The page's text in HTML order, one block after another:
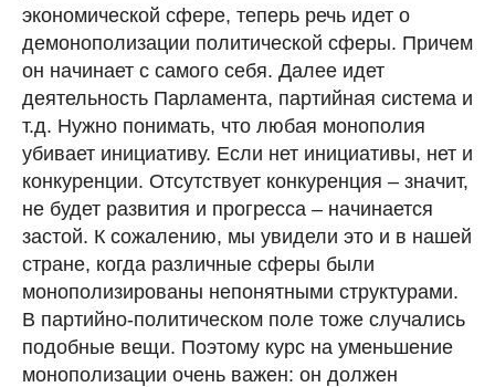
экономической сфере, теперь речь идет о
демонополизации политической сферы. Причем
он начинает с самого себя. Далее идет
деятельность Парламента, партийная система и
т.д. Нужно понимать, что любая монополия
убивает инициативу. Если нет инициативы, нет и
конкуренции. Отсутствует конкуренция – значит,
не будет развития и прогресса – начинается
застой. К сожалению, мы увидели это и в нашей
стране, когда различные сферы были
монополизированы непонятными структурами.
В партийно-политическом поле тоже случались
подобные вещи. Поэтому курс на уменьшение
монополизации очень важен: он должен